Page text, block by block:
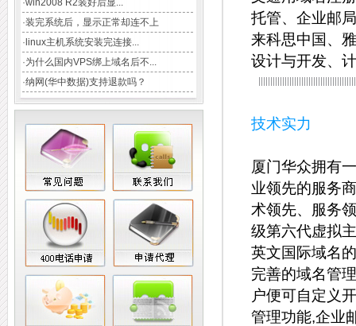
·win2008 R2装好后显...
·装完系统后，显示正常却连不上
· linux主机系统安装完连接...
·为什么国内VPS绑上域名后不...
·纳网(华中数据)支持退款吗？
托管、企业邮
来科思中国、
设计与开发、
技术实力
厦门华众拥有
业领先的服务
术领先、服务
级第六代虚拟
英文国际域名
完善的域名管
户便可自定义
管理功能,企业